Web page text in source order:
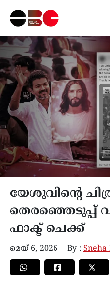
യേശുവിന്റെ
തെരഞ്ഞെടുപ്പ്
ഫാക്ട് ചെക്ക്
മെയ്‌ 6, 2026 By : Sneha